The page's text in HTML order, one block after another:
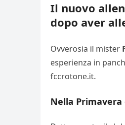
Il nuovo
dopo aver
Ovverosia il mister
esperienza in
fccrotone.it.
Nella Primavera